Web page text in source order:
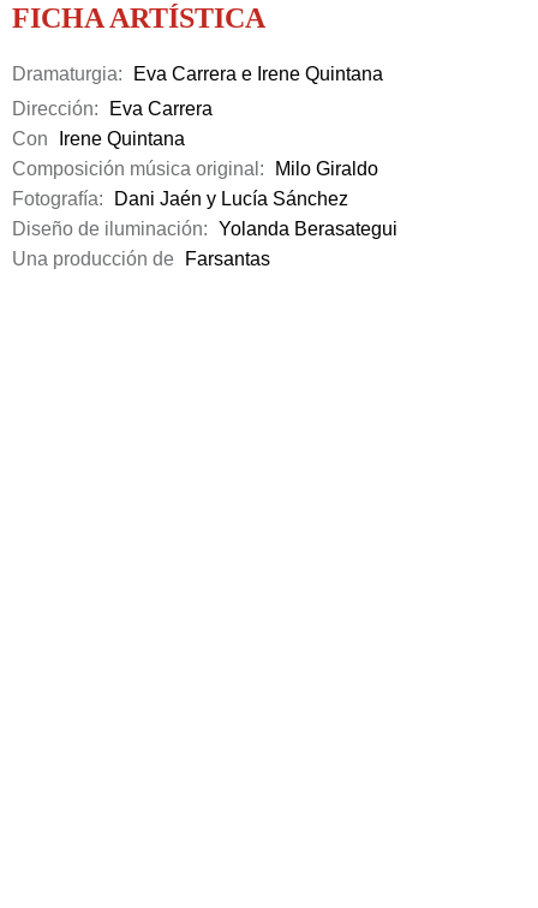
FICHA ARTÍSTICA
Dramaturgia:
Eva Carrera e Irene Quintana
Dirección:
Eva Carrera
Con
Irene Quintana
Composición música original:
Milo Giraldo
Fotografía:
Dani Jaén y Lucía Sánchez
Diseño de iluminación: Yolanda Berasategui
Una producción de
Farsantas